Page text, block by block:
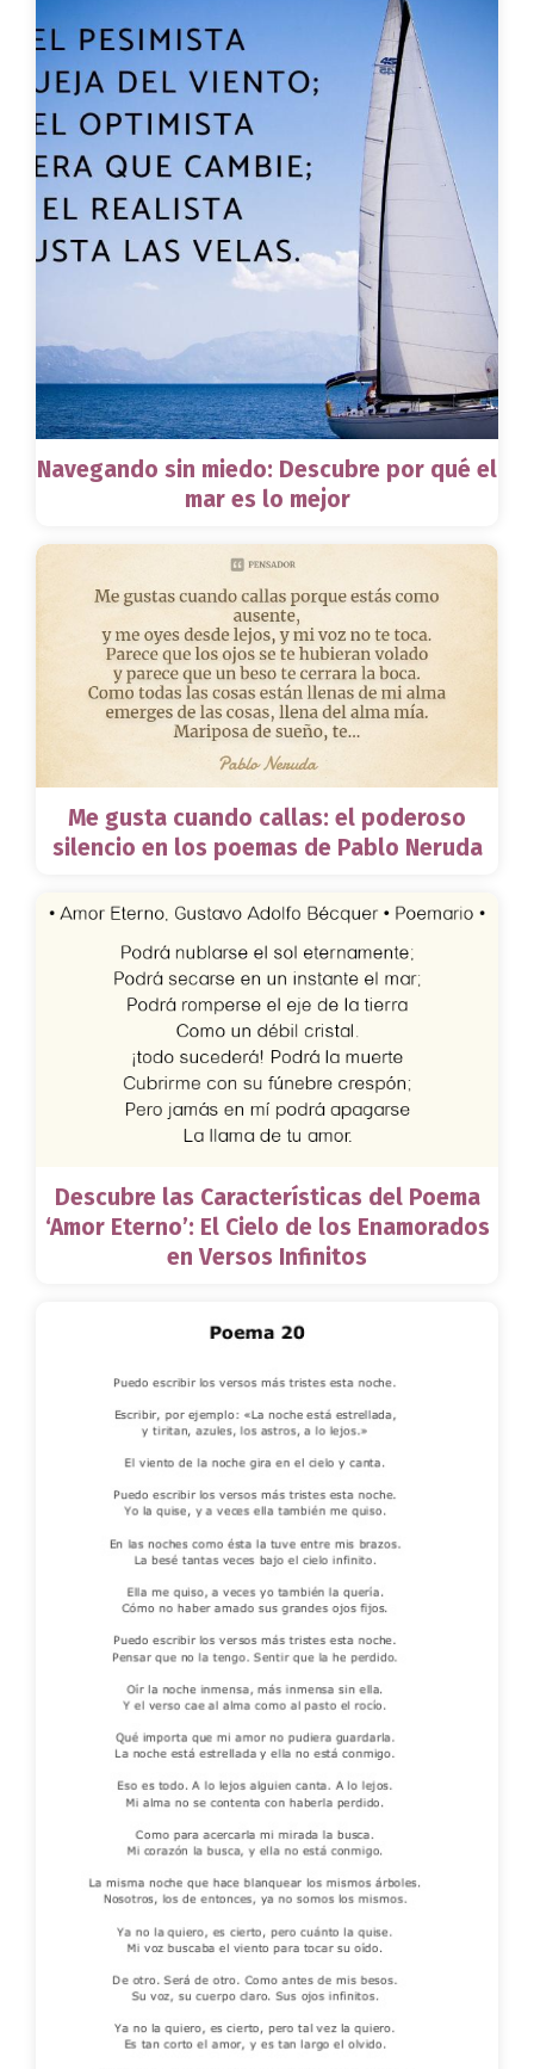
Navegando sin miedo: Descubre por qué el
mar es lo mejor
Me gusta cuando callas: el poderoso
silencio en los poemas de Pablo Neruda
Descubre las Características del Poema
‘Amor Eterno’: El Cielo de los Enamorados
en Versos Infinitos